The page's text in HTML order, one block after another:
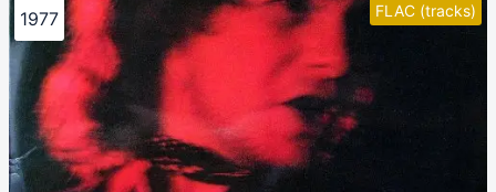
FLAC (tracks)
1977